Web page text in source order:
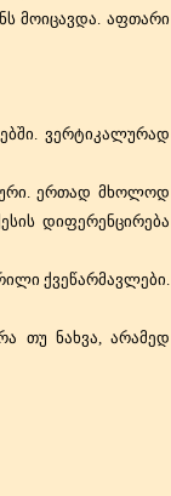
მოიცავდა. აფთარი
ვერტიკალურად
ერთად მხოლოდ
დიფერენცირება
ქვეწარმავლები.
თუ ნახვა, არამედ